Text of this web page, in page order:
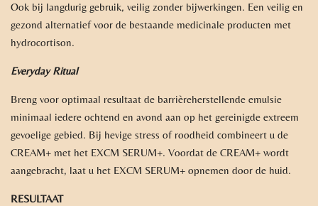
Ook bij langdurig gebruik, veilig zonder bijwerkingen. Een veilig en
gezond alternatief voor de bestaande medicinale producten met
hydrocortison.
Everyday Ritual
Breng voor optimaal resultaat de barrièreherstellende emulsie
minimaal iedere ochtend en avond aan op het gereinigde extreem
gevoelige gebied. Bij hevige stress of roodheid combineert u de
CREAM+ met het EXCM SERUM+. Voordat de CREAM+ wordt
aangebracht, laat u het EXCM SERUM+ opnemen door de huid.
RESULTAAT